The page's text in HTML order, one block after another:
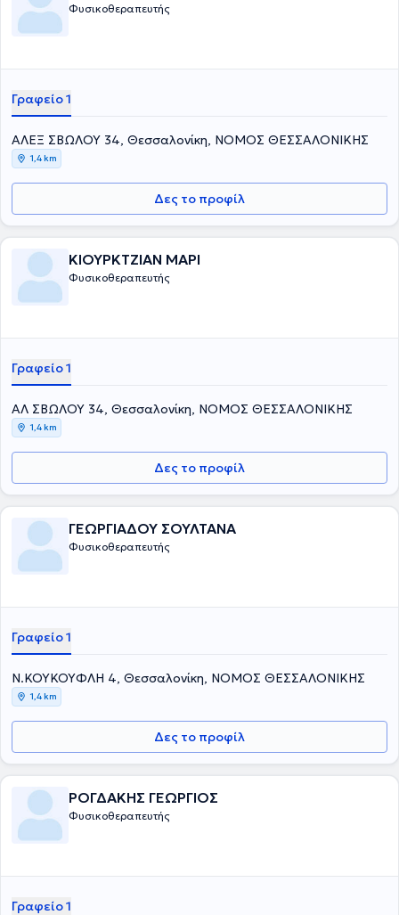
Φυσικοθεραπευτής
Γραφείο 1
ΑΛΕΞ ΣΒΩΛΟΥ 34, Θεσσαλονίκη, ΝΟΜΟΣ ΘΕΣΣΑΛΟΝΙΚΗΣ
1,4 km
Δες το προφίλ
ΚΙΟΥΡΚΤΖΙΑΝ ΜΑΡΙ
Φυσικοθεραπευτής
Γραφείο 1
ΑΛ ΣΒΩΛΟΥ 34, Θεσσαλονίκη, ΝΟΜΟΣ ΘΕΣΣΑΛΟΝΙΚΗΣ
1,4 km
Δες το προφίλ
ΓΕΩΡΓΙΑΔΟΥ ΣΟΥΛΤΑΝΑ
Φυσικοθεραπευτής
Γραφείο 1
Ν.ΚΟΥΚΟΥΦΛΗ 4, Θεσσαλονίκη, ΝΟΜΟΣ ΘΕΣΣΑΛΟΝΙΚΗΣ
1,4 km
Δες το προφίλ
ΡΟΓΔΑΚΗΣ ΓΕΩΡΓΙΟΣ
Φυσικοθεραπευτής
Γραφείο 1